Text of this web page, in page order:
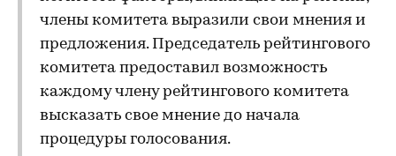
члены комитета выразили свои мнения и
предложения. Председатель рейтингового
комитета предоставил возможность
каждому члену рейтингового комитета
высказать свое мнение до начала
процедуры голосования.